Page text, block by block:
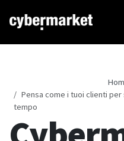
Pensa come i tuoi clienti
tempo